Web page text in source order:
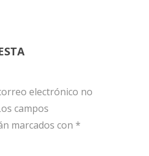
electrónico no
campos
marcados con *